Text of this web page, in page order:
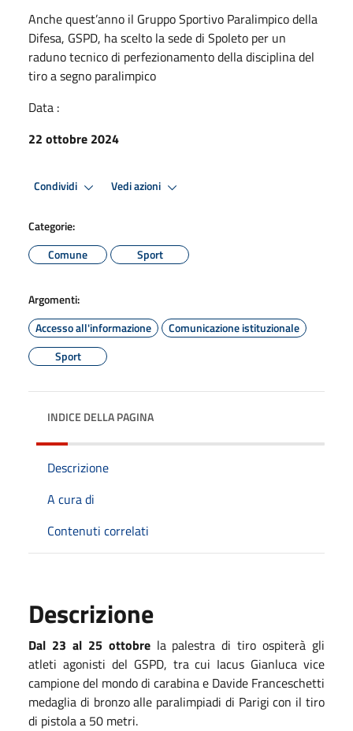
Anche quest’anno il Gruppo Sportivo Paralimpico della
Difesa, GSPD, ha scelto la sede di Spoleto per un
raduno tecnico di perfezionamento della disciplina del
tiro a segno paralimpico
Data :
22 ottobre 2024
Condividi Vedi azioni
Categorie:
Comune
Sport
Argomenti:
Accesso all'informazione
Comunicazione istituzionale
Sport
INDICE DELLA PAGINA
Descrizione
A cura di
Contenuti correlati
Descrizione
Dal 23 al 25 ottobrela palestra di tiro ospiterà gli
atleti agonisti del GSPD, tra cui Iacus Gianluca vice
campione del mondo di carabina e Davide Franceschetti
medaglia di bronzo alle paralimpiadi di Parigi con il tiro
di pistola a 50 metri.